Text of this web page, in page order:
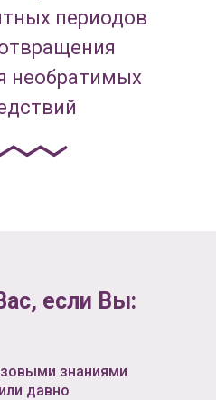
периодов
необратимых
если Вы:
знаниями
давно